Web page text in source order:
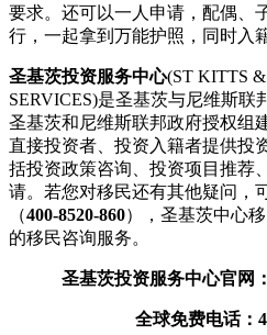
要求。还可以一人申请，配偶、
行，一起拿到万能护照，同时入
圣基茨投资服务中心(ST KITTS
SERVICES)是圣基茨与尼维斯联
圣基茨和尼维斯联邦政府授权组
直接投资者、投资入籍者提供投
括投资政策咨询、投资项目推荐
请。若您对移民还有其他疑问，
（400-8520-860），圣基茨中心
的移民咨询服务。
圣基茨投资服务中心官网：
全球免费电话：